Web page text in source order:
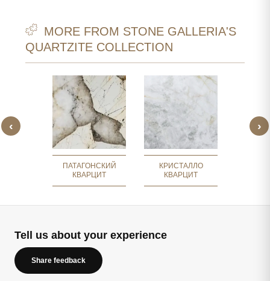
MORE FROM STONE GALLERIA'S
QUARTZITE COLLECTION
‹
ПАТАГОНСКИЙ
КВАРЦИТ
КРИСТАЛЛО
КВАРЦИТ
›
Tell us about your experience
Share feedback